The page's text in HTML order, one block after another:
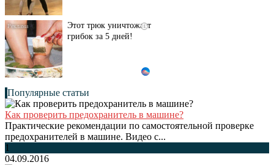
i
Этот трюк уничтожает
грибок за 5 дней!
Популярные статьи
Как проверить предохранитель в машине?
Практические рекомендации по самостоятельной проверке
предохранителей в машине. Видео с...
1
04.09.2016